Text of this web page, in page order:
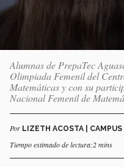
Alumnas de PrepaTec
Olimpiada Femenil del
Matemáticas y con su
Nacional Femenil de
Por LIZETH ACOSTA |
Tiempo estimado de lectura:2 mins